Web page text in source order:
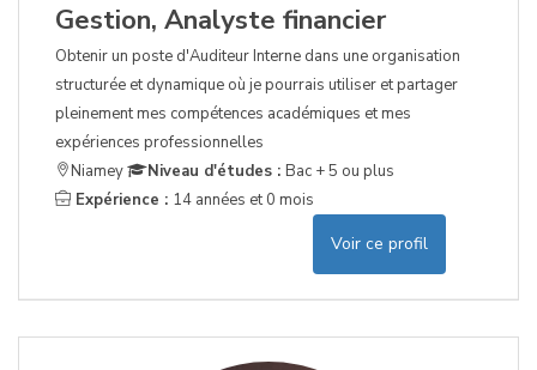
Gestion, Analyste financier
Obtenir un poste d'Auditeur Interne dans une organisation
structurée et dynamique où je pourrais utiliser et partager
pleinement mes compétences académiques et mes
expériences professionnelles
Niamey
Niveau d'études : Bac + 5 ou plus
Expérience : 14 années et 0 mois
Voir ce profil